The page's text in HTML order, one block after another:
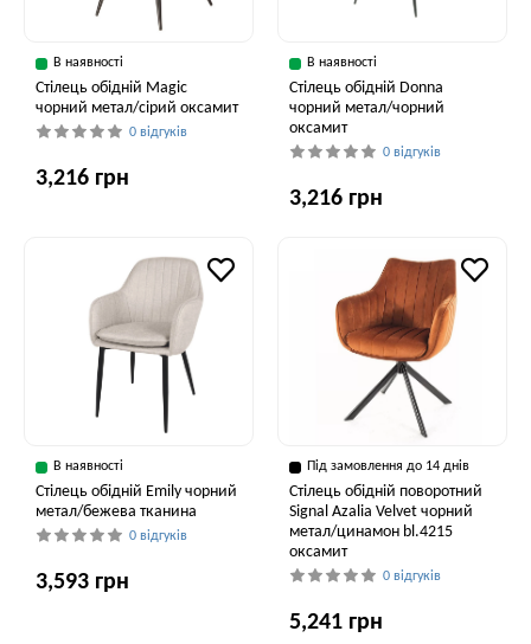
В наявності
Стілець обідній Magic
чорний метал/сірий оксамит
0 відгуків
3,216 грн
В наявності
Стілець обідній Donna
чорний метал/чорний
оксамит
0 відгуків
3,216 грн
В наявності
Стілець обідній Emily чорний
метал/бежева тканина
0 відгуків
3,593 грн
Під замовлення до 14 днів
Стілець обідній поворотний
Signal Azalia Velvet чорний
метал/цинамон bl.4215
оксамит
0 відгуків
5,241 грн